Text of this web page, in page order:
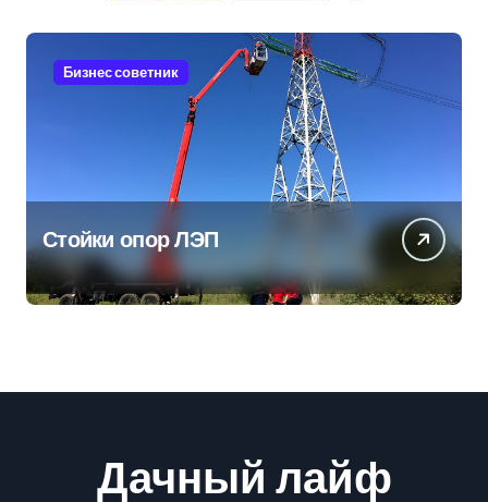
Бизнес советник
Стойки опор ЛЭП
Дачный лайф